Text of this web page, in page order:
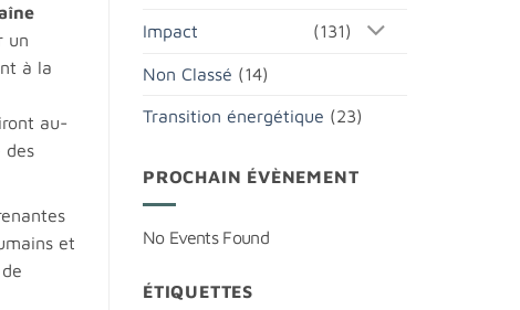
un
à la
au-
des
et
Impact (131)
Non Classé (14)
Transition énergétique (23)
PROCHAIN ÉVÈNEMENT
No Events Found
ÉTIQUETTES